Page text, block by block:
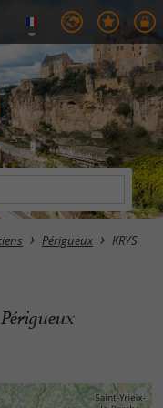
Périgueux KRYS